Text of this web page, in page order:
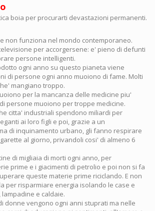
boia per procurarti devastazioni permanenti.
non funziona nel mondo contemporaneo.
per accorgersene: e' pieno di defunti
persone intelligenti.
ogni anno su questo pianeta viene
di persone ogni anno muoiono di fame. Molti
mangiano troppo.
per la mancanza delle medicine piu'
persone muoiono per troppe medicine.
citta' industriali spendono miliardi per
ai loro figli e poi, grazie a un
di inquinamento urbano, gli fanno respirare
al giorno, privandoli cosi' di almeno 6
di migliaia di morti ogni anno, per
prime e i giacimenti di petrolio e poi non si fa
queste materie prime riciclando. E non
per risparmiare energia isolando le case e
e caldaie.
donne vengono ogni anni stuprati ma nelle